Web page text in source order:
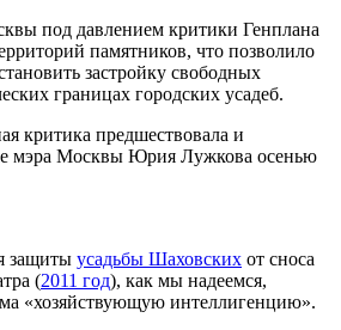
под давлением критики Генплана
памятников, что позволило
застройку свободных
границах городских усадеб.
критика предшествовала и
мэра Москвы Юрия Лужкова осенью
защиты усадьбы Шаховских от сноса
(2011 год), как мы надеемся,
«хозяйствующую интеллигенцию».